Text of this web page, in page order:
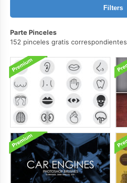
Filters
Parte Pinceles
152 pinceles gratis correspondientes